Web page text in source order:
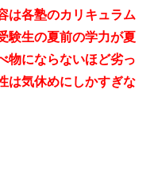
は各塾のカリキュラム
験生の夏前の学力が夏
物にならないほど劣っ
は気休めにしかすぎな